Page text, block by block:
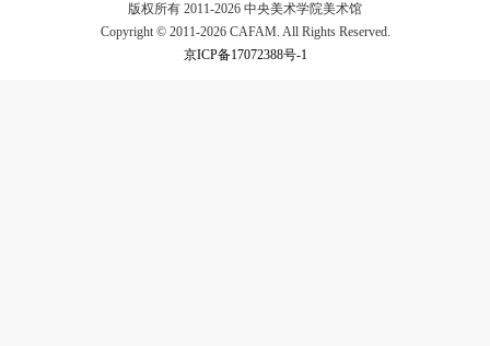
版权所有 2011-2026 中央美术学院美术馆
Copyright © 2011-2026 CAFAM. All Rights Reserved.
京ICP备17072388号-1
可使用雅昌艺术网会员账户登录